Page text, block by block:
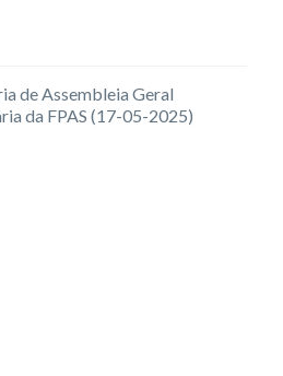
de Assembleia Geral
da FPAS (17-05-2025)